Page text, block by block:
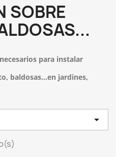
SOBRE
para instalar
baldosas...en jardines,
